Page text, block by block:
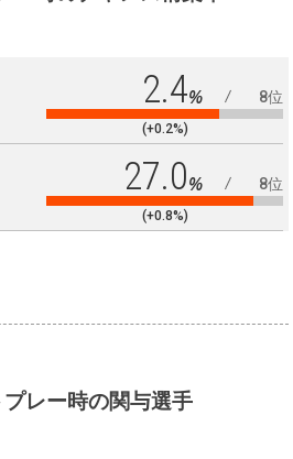
2.4% 8位
(+0.2%)
27.0% 8位
(+0.8%)
レー時の関与選手